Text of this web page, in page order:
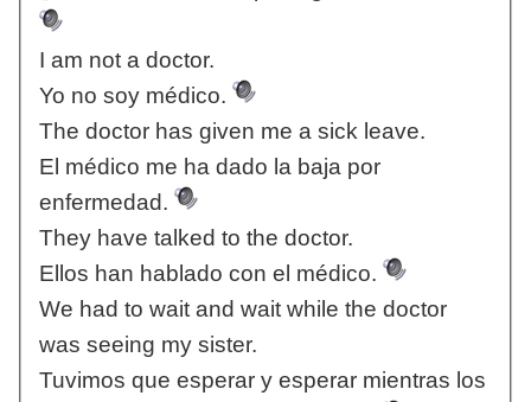
I am not a doctor.
Yo no soy médico.
The doctor has given me a sick leave.
El médico me ha dado la baja por
enfermedad.
They have talked to the doctor.
Ellos han hablado con el médico.
We had to wait and wait while the doctor
was seeing my sister.
Tuvimos que esperar y esperar mientras los